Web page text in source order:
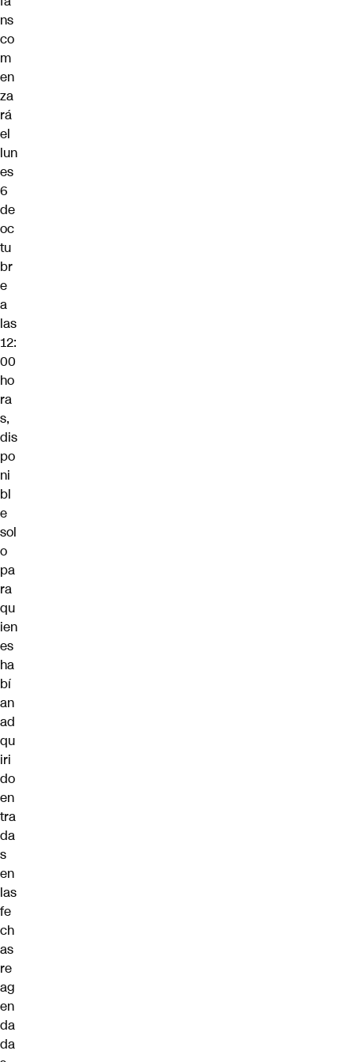
ns
co
m
en
za
rá
el
lun
es
6
de
oc
tu
br
e
a
las
12:
00
ho
ra
s,
dis
po
ni
bl
e
sol
o
pa
ra
qu
ien
es
ha
bí
an
ad
qu
iri
do
en
tra
da
s
en
las
fe
ch
as
re
ag
en
da
da